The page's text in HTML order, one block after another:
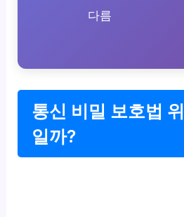
다름
통신 비밀 보호법
일까?